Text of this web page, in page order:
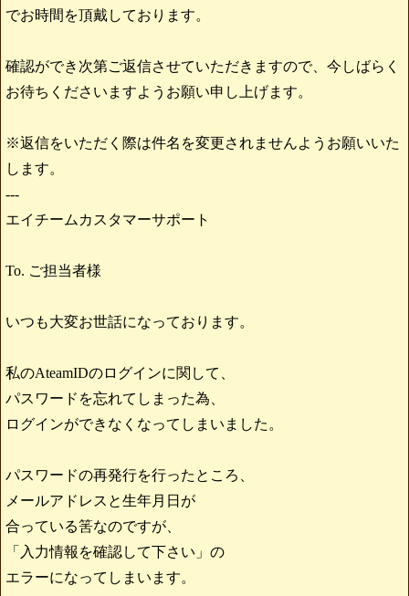
でお時間を頂戴しております。
確認ができ次第ご返信させていただきますので、今しばらく
お待ちくださいますようお願い申し上げます。
※返信をいただく際は件名を変更されませんようお願いいた
します。
---
エイチームカスタマーサポート
To. ご担当者様
いつも大変お世話になっております。
私のAteamIDのログインに関して、
パスワードを忘れてしまった為、
ログインができなくなってしまいました。
パスワードの再発行を行ったところ、
メールアドレスと生年月日が
合っている筈なのですが、
「入力情報を確認して下さい」の
エラーになってしまいます。